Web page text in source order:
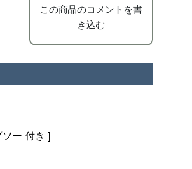
この商品のコメントを書
き込む
ー 付き ]